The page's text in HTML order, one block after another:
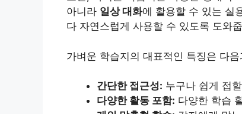
아니라 일상 대화에 활용할 수 있는 실
다 자연스럽게 사용할 수 있도록 도와
가벼운 학습지의 대표적인 특징은 다
간단한 접근성: 누구나 쉽게 접
다양한 활동 포함: 다양한 학습